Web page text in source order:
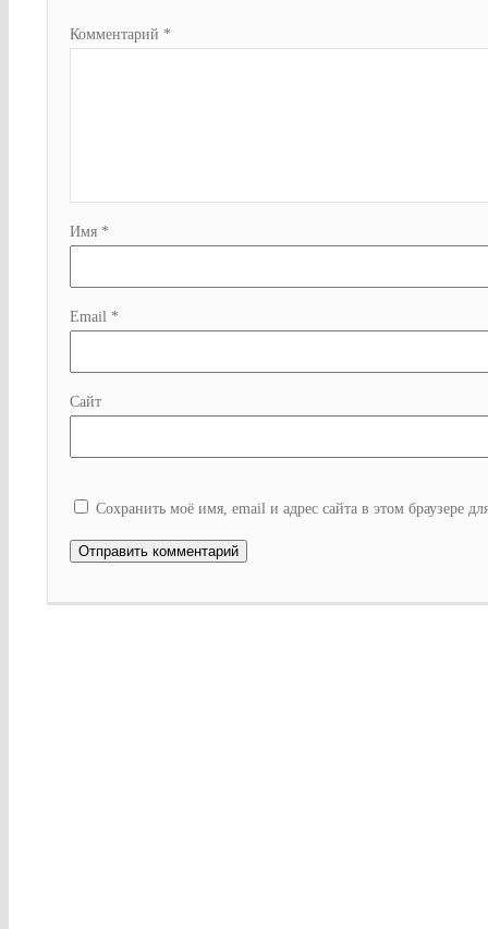
Комментарий *
Имя *
Email *
Сайт
Сохранить моё имя, email и адрес сайта в этом браузере